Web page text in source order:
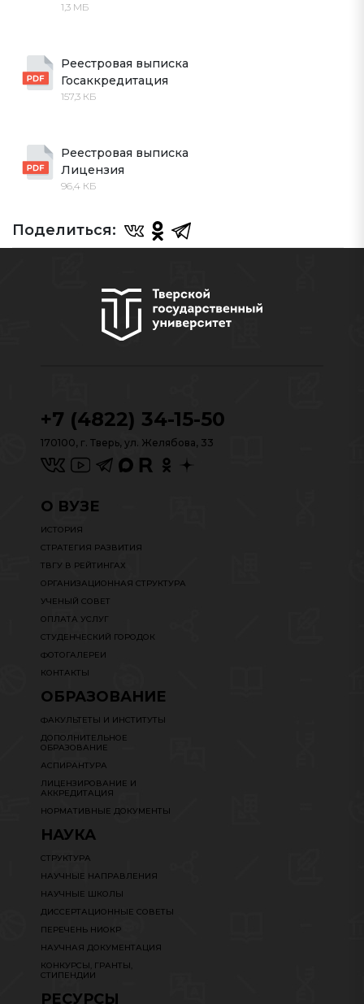
1,3 МБ
Реестровая выписка
Госаккредитация
157,3 КБ
Реестровая выписка
Лицензия
96,4 КБ
Поделиться:
+7 (4822) 34-15-50
170100, г. Тверь, ул. Желябова, 33
О ВУЗЕ
ИСТОРИЯ
СТРАТЕГИЯ РАЗВИТИЯ
ТВГУ В РЕЙТИНГАХ
ОРГАНИЗАЦИОННАЯ СТРУКТУРА
УЧЕНЫЙ СОВЕТ
ОПЛАТА УСЛУГ
СТУДЕНЧЕСКИЙ ГОРОДОК
ФОТОГАЛЕРЕИ
КОНТАКТЫ
ОБРАЗОВАНИЕ
ФАКУЛЬТЕТЫ И ИНСТИТУТЫ
ДОПОЛНИТЕЛЬНОЕ
ОБРАЗОВАНИЕ
АСПИРАНТУРА
ЛИЦЕНЗИРОВАНИЕ И
АККРЕДИТАЦИЯ
НОРМАТИВНЫЕ ДОКУМЕНТЫ
НАУКА
СТРУКТУРА
НАУЧНЫЕ НАПРАВЛЕНИЯ
НАУЧНЫЕ ШКОЛЫ
ДИССЕРТАЦИОННЫЕ СОВЕТЫ
ПЕРЕЧЕНЬ НИОКР
НАУЧНАЯ ДОКУМЕНТАЦИЯ
КОНКУРСЫ, ГРАНТЫ,
СТИПЕНДИИ
РЕСУРСЫ